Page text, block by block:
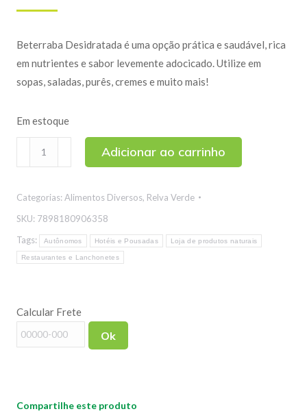
Beterraba Desidratada é uma opção prática e saudável, rica
em nutrientes e sabor levemente adocicado. Utilize em
sopas, saladas, purês, cremes e muito mais!
Em estoque
quantidade
Adicionar ao carrinho
Categorias: Alimentos Diversos, Relva Verde
SKU: 7898180906358
Tags:
Autônomos Hotéis e Pousadas Loja de produtos naturais
Restaurantes e Lanchonetes
Calcular Frete
Ok
Compartilhe este produto